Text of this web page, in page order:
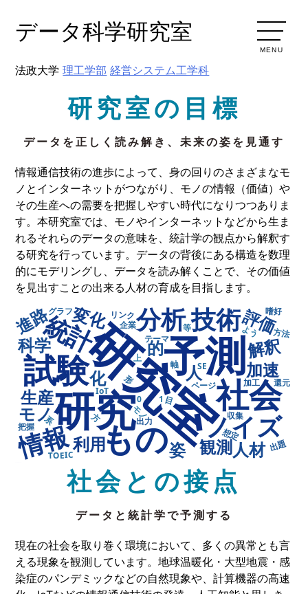
データ科学研究室
法政大学理工学部 経営システム工学科
研究室の目標
データを正しく読み解き、未来の姿を見通す
情報通信技術の進歩によって、身の回りのさまざまなモ
ノとインターネットがつながり、モノの情報（価値）や
その生産への需要を把握しやすい時代になりつつありま
す。本研究室では、モノやインターネットなどから生ま
れるそれらのデータの意味を、統計学の観点から解釈す
る研究を行っています。データの背後にある構造を数理
的にモデリングし、データを読み解くことで、その価値
を見出すことの出来る人材の育成を目指します。
社会との接点
データと統計学で予測する
現在の社会を取り巻く環境において、多くの異常とも言
える現象を観測しています。地球温暖化・大型地震・感
染症のパンデミックなどの自然現象や、計算機器の高速
MENU